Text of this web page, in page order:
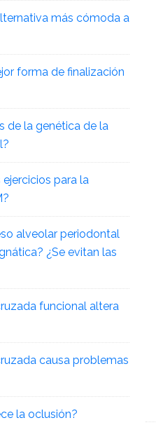
más cómoda a
forma de finalización
de la genética de la
ejercicios para la
alveolar periodontal
¿Se evitan las
funcional altera
causa problemas
la oclusión?